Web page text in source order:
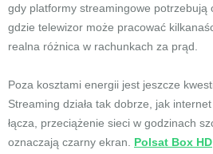
gdy platformy streamingowe potrzebują
gdzie telewizor może pracować
realna różnica w rachunkach za prąd.
Poza kosztami energii jest jeszcze
Streaming działa tak dobrze, jak
łącza, przeciążenie sieci w godzinach
oznaczają czarny ekran. Polsat Box HD